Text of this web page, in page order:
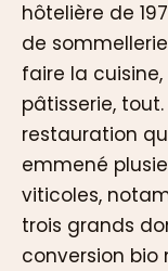
hôtelière de
de
faire la
pâtisserie,
restauration
emmené
viticoles,
trois grands
conversion bio